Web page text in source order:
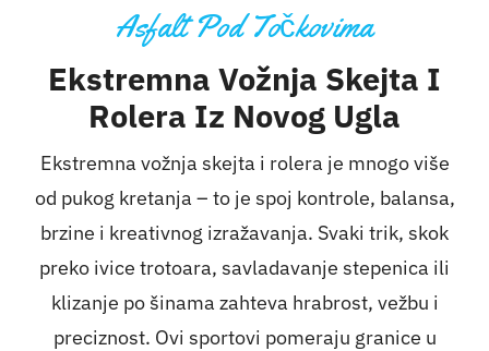
Asfalt Pod Točkovima
Ekstremna Vožnja Skejta I
Rolera Iz Novog Ugla
Ekstremna vožnja skejta i rolera je mnogo više
od pukog kretanja – to je spoj kontrole, balansa,
brzine i kreativnog izražavanja. Svaki trik, skok
preko ivice trotoara, savladavanje stepenica ili
klizanje po šinama zahteva hrabrost, vežbu i
preciznost. Ovi sportovi pomeraju granice u